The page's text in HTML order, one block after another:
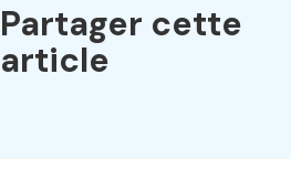
Partager cette
article